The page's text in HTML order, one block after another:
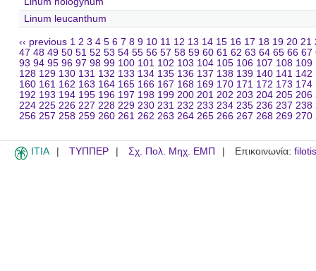
Linum leucanthum
‹‹ previous 1 2 3 4 5 6 7 8 9 10 11 12 13 14 15 16 17 18 19 20 21
47 48 49 50 51 52 53 54 55 56 57 58 59 60 61 62 63 64 65 66 67
93 94 95 96 97 98 99 100 101 102 103 104 105 106 107 108 109
128 129 130 131 132 133 134 135 136 137 138 139 140 141 142
160 161 162 163 164 165 166 167 168 169 170 171 172 173 174
192 193 194 195 196 197 198 199 200 201 202 203 204 205 206
224 225 226 227 228 229 230 231 232 233 234 235 236 237 238
256 257 258 259 260 261 262 263 264 265 266 267 268 269 270
ITIA ΤΥΠΠΕΡ Σχ. Πολ. Μηχ. ΕΜΠ Επικοινωνία: